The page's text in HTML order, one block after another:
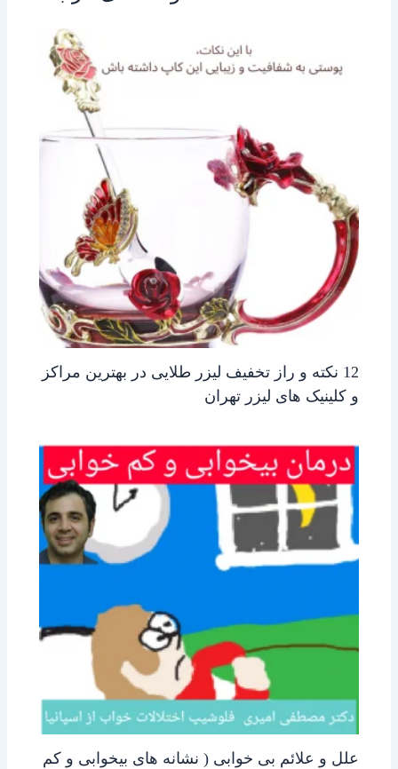
12 نکته و راز تخفیف لیزر طلایی در بهترین مراکز
و کلینیک های لیزر تهران
علل و علائم بی خوابی ( نشانه های بیخوابی و کم